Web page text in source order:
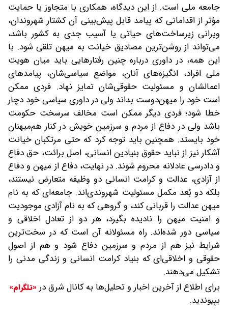
جامعه ملی است. از این دیدگاه، همکاری با متجاوز یا حمایت
مؤثر از اقداماتی که پیامد قابل پیش‌بینی آن کشتار شهروندان،
ویرانی زیرساخت‌های حیاتی یا آسیب جدی به کشور باشد،
می‌تواند از روشن‌ترین مصادیق خیانت به میهن تلقی شود. با
این همه، در داوری درباره چنین رفتارهایی باید میان هویت
ملی افراد، انگیزه‌های آنان، مواضع سیاسی‌شان، پیامدهای
اعمالشان و مسئولیت حقوقی‌شان تمایز نهاد. فردی ممکن
است خود را میهن‌دوست بداند ولی در داوری سیاسی خود دچار
خطا شود؛ فردی دیگر ممکن است مخالف سرسخت حکومت
باشد ولی در دفاع از مردم و سرزمین خویش در کنار هم‌میهنان
خود بایستد. همچنین باید توجه کرد که حتی مرتکبان خیانت
آشکار نیز از نباید حقوق بنیادین انسانی، اصل برائت، حق دفاع
و دادرسی عادلانه محروم ‌شوند. در نهایت، دفاع از میهن و دفاع
از آزادی، عدالت و کرامت انسانی دو وظیفه متعارض نیستند،
بلکه دو بُعد مکمل مسئولیت شهروندی‌اند. جامعه‌ای که به نام
میهن عدالت را قربانی کند، و گروهی که به نام آزادی موجودیت
و امنیت میهن را نادیده بگیرد، هر دو از تعادل اخلاقی و
سیاسی دور شده‌اند. راه مسئولانه آن است که در سخت‌ترین
شرایط نیز هم از مردم و سرزمین دفاع شود و هم از اصول
حقوقی و اخلاقی‌ای که بنیاد کرامت انسانی و زندگی مدنی را
تشکیل می‌دهند.
برای اطلاع از آخرین اخبار و تحلیل‌ها به کانال شرق در «تلگرام»
بپیوندید.